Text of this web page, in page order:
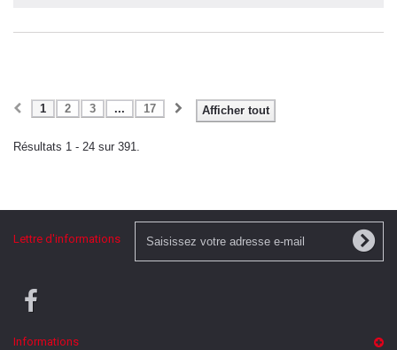
Afficher tout
1 2 3 ... 17
Résultats 1 - 24 sur 391.
Lettre d'informations
Informations